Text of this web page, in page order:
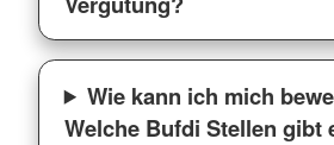
Wie kann ich mich
Welche Bufdi Stellen gibt